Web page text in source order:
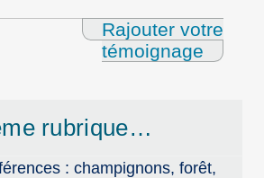
Rajouter votre
témoignage
rubrique…
: champignons, forêt,